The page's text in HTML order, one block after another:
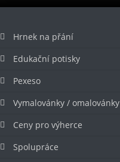
Hrnek na přání
Edukační potisky
Pexeso
Vymalovánky / omalovánky
Ceny pro výherce
Spolupráce